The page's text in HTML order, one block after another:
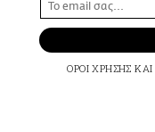
ΟΡΟΙ ΧΡΗΣΗΣ ΚΑΙ